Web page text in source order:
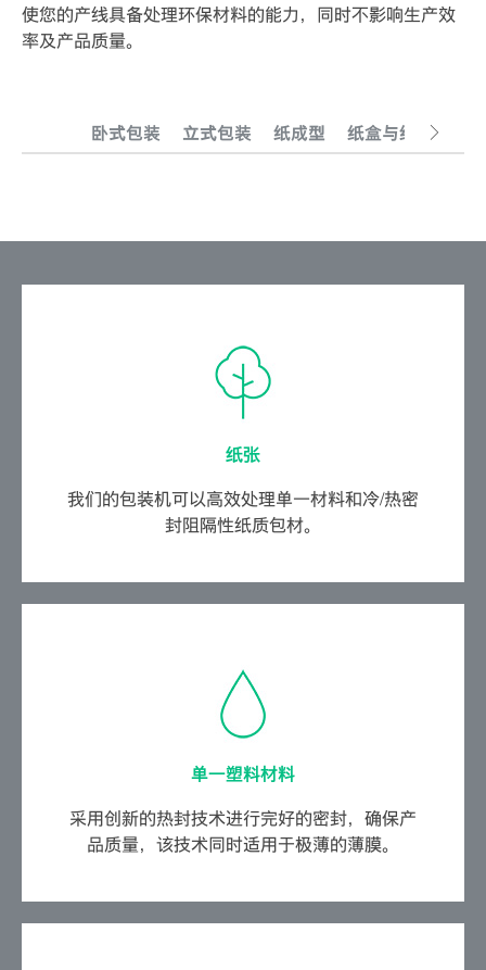
使您的产线具备处理环保材料的能力，同时不影响生产效
率及产品质量。
卧式包装 立式包装 纸成型 纸盒与纸箱
纸张
我们的包装机可以高效处理单一材料和冷/热密
封阻隔性纸质包材。
单一塑料材料
采用创新的热封技术进行完好的密封，确保产
品质量，该技术同时适用于极薄的薄膜。